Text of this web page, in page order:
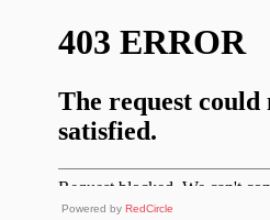
Powered by RedCircle